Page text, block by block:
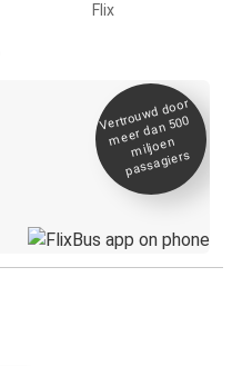
Flix
Vertrou
wd door
meer dan 500
miljoen
passagiers